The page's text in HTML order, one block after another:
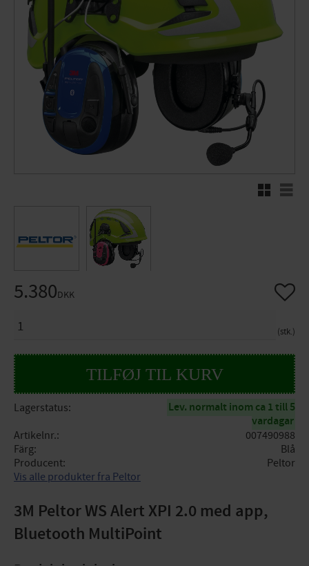
RutenettListe
5.380DKK
stk.
Gem
Lagerstatus
Lev. normalt inom ca 1 till 5
vardagar
Artikelnr.
007490988
Färg
Blå
Producent
Peltor
Vis alle produkter fra Peltor
3M Peltor WS Alert XPI 2.0 med app,
Bluetooth MultiPoint